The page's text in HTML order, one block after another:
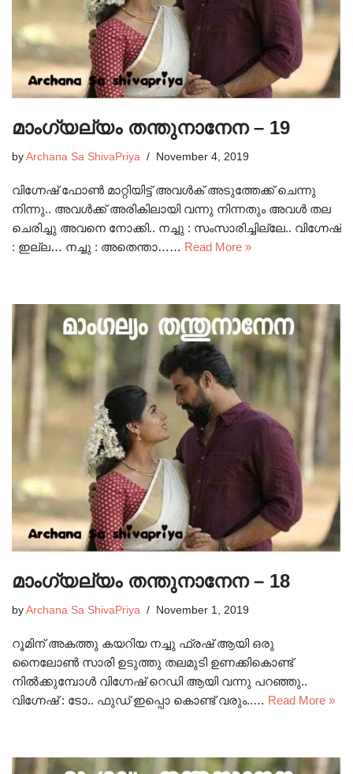
മാംഗ്യല്യം തന്തുനാനേന – 19
by Archana Sa ShivaPriya November 4, 2019
വിഗ്നേഷ് ഫോൺ മാറ്റിയിട്ട് അവൾക് അടുത്തേക്ക് ചെന്നു
നിന്നു.. അവൾക്ക് അരികിലായി വന്നു നിന്നതും അവൾ തല
ചെരിച്ചു അവനെ നോക്കി.. നച്ചു : സംസാരിച്ചില്ലേ.. വിഗ്നേഷ്
: ഇല്ല… നച്ചു : അതെന്താ…… Read More »
മാംഗ്യല്യം തന്തുനാനേന – 18
by Archana Sa ShivaPriya November 1, 2019
റൂമിന് അകത്തു കയറിയ നച്ചു ഫ്രഷ് ആയി ഒരു
നൈലോൺ സാരി ഉടുത്തു തലമുടി ഉണക്കികൊണ്ട്
നിൽക്കുമ്പോൾ വിഗ്നേഷ് റെഡി ആയി വന്നു പറഞ്ഞു..
വിഗ്നേഷ് : ടോ.. ഫുഡ് ഇപ്പൊ കൊണ്ട് വരും..… Read More »